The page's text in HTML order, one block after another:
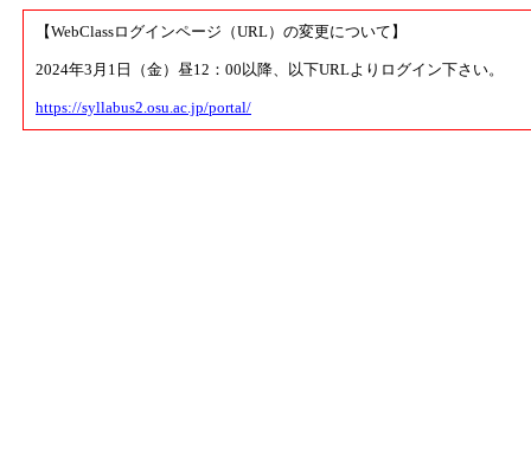
【WebClassログインページ（URL）の変更について】
2024年3月1日（金）昼12：00以降、以下URLよりログイン下さい。
https://syllabus2.osu.ac.jp/portal/